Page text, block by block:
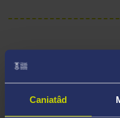
Caniatâd
2il Lle
'Badger Woods'
Ysgol yr Eglwys